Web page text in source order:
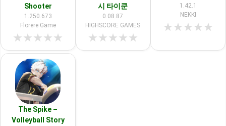
Shooter
1.250.673
Florere Game
★★★★★
시 타이쿤
0.08.87
HIGHSCORE GAMES
★★★★★
1.42.1
NEKKI
★★★★★
The Spike –
Volleyball Story